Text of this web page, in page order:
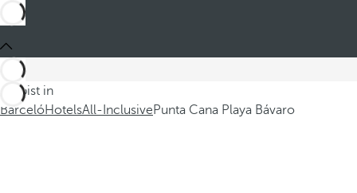
Du bist in
BarcelóHotelsAll-InclusivePunta Cana Playa Bávaro